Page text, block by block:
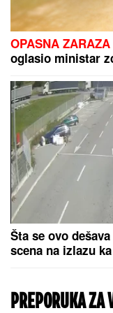
RAZVELA SE OD
u vrtoglavim
pokazala figuru